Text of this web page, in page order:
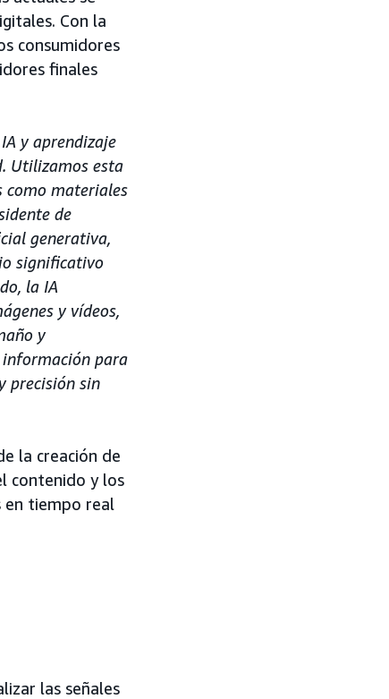
Con la
consumidores
finales
y aprendizaje
Utilizamos esta
como materiales
de
generativa,
significativo
la IA
y vídeos,
y
información para
precisión sin
la creación de
contenido y los
en tiempo real
las señales